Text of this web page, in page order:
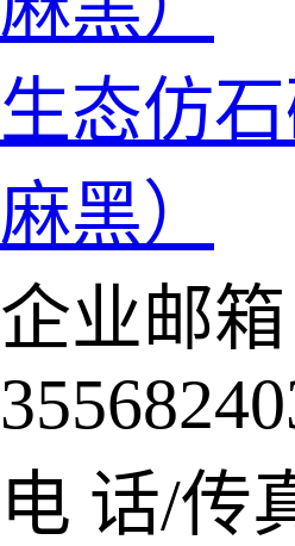
生态仿
麻黑）
企业邮箱
电 话/传